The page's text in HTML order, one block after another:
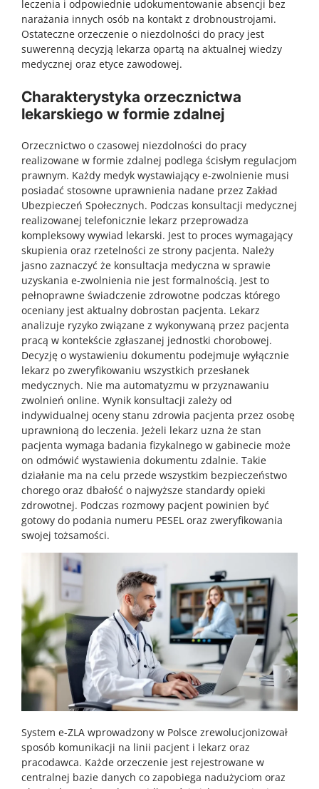
leczenia i odpowiednie udokumentowanie absencji bez
narażania innych osób na kontakt z drobnoustrojami.
Ostateczne orzeczenie o niezdolności do pracy jest
suwerenną decyzją lekarza opartą na aktualnej wiedzy
medycznej oraz etyce zawodowej.
Charakterystyka orzecznictwa
lekarskiego w formie zdalnej
Orzecznictwo o czasowej niezdolności do pracy
realizowane w formie zdalnej podlega ścisłym regulacjom
prawnym. Każdy medyk wystawiający e-zwolnienie musi
posiadać stosowne uprawnienia nadane przez Zakład
Ubezpieczeń Społecznych. Podczas konsultacji medycznej
realizowanej telefonicznie lekarz przeprowadza
kompleksowy wywiad lekarski. Jest to proces wymagający
skupienia oraz rzetelności ze strony pacjenta. Należy
jasno zaznaczyć że konsultacja medyczna w sprawie
uzyskania e-zwolnienia nie jest formalnością. Jest to
pełnoprawne świadczenie zdrowotne podczas którego
oceniany jest aktualny dobrostan pacjenta. Lekarz
analizuje ryzyko związane z wykonywaną przez pacjenta
pracą w kontekście zgłaszanej jednostki chorobowej.
Decyzję o wystawieniu dokumentu podejmuje wyłącznie
lekarz po zweryfikowaniu wszystkich przesłanek
medycznych. Nie ma automatyzmu w przyznawaniu
zwolnień online. Wynik konsultacji zależy od
indywidualnej oceny stanu zdrowia pacjenta przez osobę
uprawnioną do leczenia. Jeżeli lekarz uzna że stan
pacjenta wymaga badania fizykalnego w gabinecie może
on odmówić wystawienia dokumentu zdalnie. Takie
działanie ma na celu przede wszystkim bezpieczeństwo
chorego oraz dbałość o najwyższe standardy opieki
zdrowotnej. Podczas rozmowy pacjent powinien być
gotowy do podania numeru PESEL oraz zweryfikowania
swojej tożsamości.
System e-ZLA wprowadzony w Polsce zrewolucjonizował
sposób komunikacji na linii pacjent i lekarz oraz
pracodawca. Każde orzeczenie jest rejestrowane w
centralnej bazie danych co zapobiega nadużyciom oraz